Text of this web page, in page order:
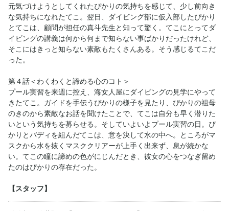
元気づけようとしてくれたぴかりの気持ちを感じて、少し前向き
な気持ちになれたてこ。翌日、ダイビング部に仮入部したぴかり
とてこは、顧問が担任の真斗先生と知って驚く。てこにとってダ
イビングの講義は何から何まで知らない事ばかりだったけれど、
そこにはきっと知らない素敵もたくさんある。そう感じるてこだ
った。
第４話＜わくわくと諦める心のコト＞
プール実習を来週に控え、海女人屋にダイビングの見学にやって
きたてこ。ガイドを手伝うぴかりの様子を見たり、ぴかりの祖母
のきのから素敵なお話を聞けたことで、てこは自分も早く潜りた
いという気持ちを募らせる。そしていよいよプール実習の日。ぴ
かりとバディを組んだてこは、意を決して水の中へ。ところがマ
スクから水を抜くマスククリアーが上手く出来ず、息が続かな
い。てこの瞳に諦めの色がにじんだとき、彼女の心をつなぎ留め
たのはぴかりの存在だった。
【スタッフ】